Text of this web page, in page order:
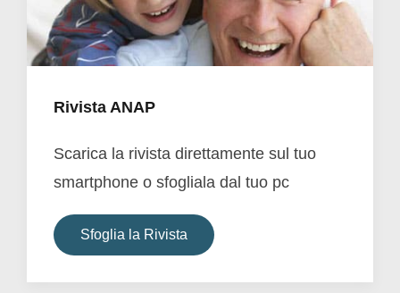
Rivista ANAP
Scarica la rivista direttamente sul tuo
smartphone o sfogliala dal tuo pc
Sfoglia la Rivista